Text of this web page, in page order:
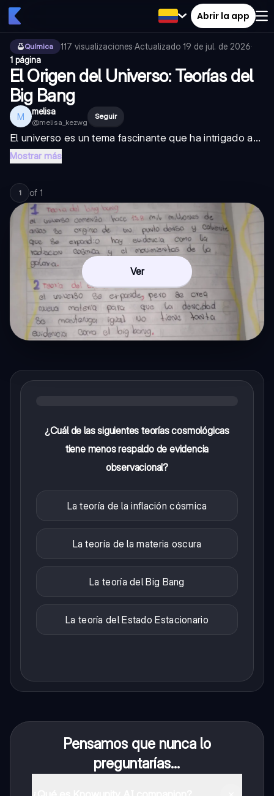
Abrir la app
Química 117 visualizaciones·Actualizado 19 de jul. de 2026·
1 página
El Origen del Universo: Teorías del
Big Bang
M melisa
@melisa_kezwg
Seguir
El universo es un tema fascinante que ha intrigado a...
Mostrar más
1 of 1
Ver
¿Cuál de las siguientes teorías cosmológicas
tiene menos respaldo de evidencia
observacional?
La teoría de la inflación cósmica
La teoría de la materia oscura
La teoría del Big Bang
La teoría del Estado Estacionario
Pensamos que nunca lo
preguntarías...